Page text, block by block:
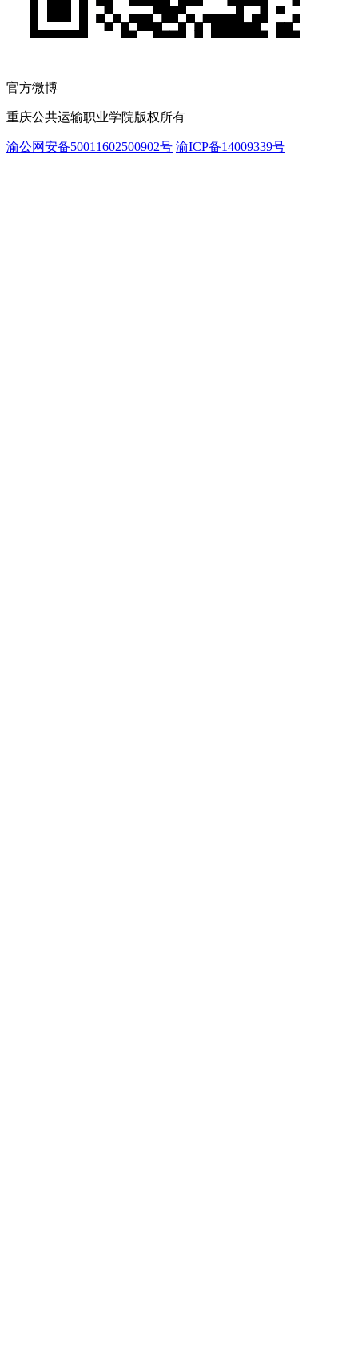
官方微博
重庆公共运输职业学院版权所有
渝公网安备50011602500902号 渝ICP备14009339号